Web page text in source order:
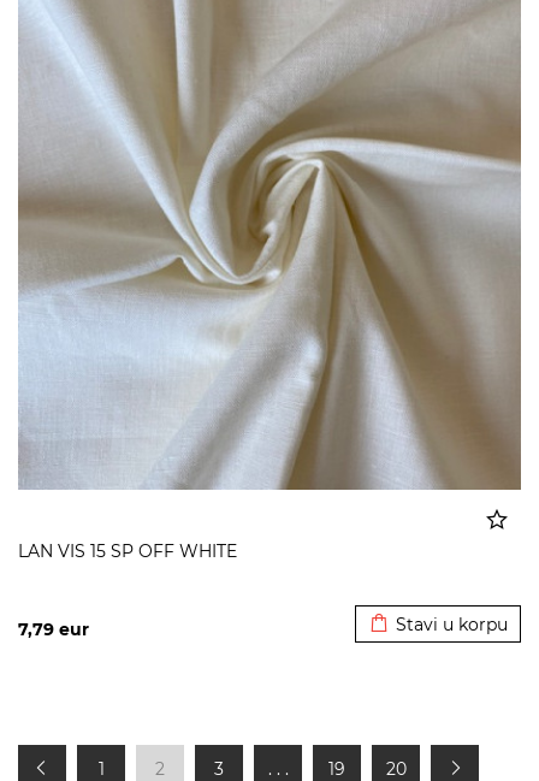
LAN VIS 15 SP OFF WHITE
7,79 eur Stavi u korpu
1 2 3 . . . 19 20